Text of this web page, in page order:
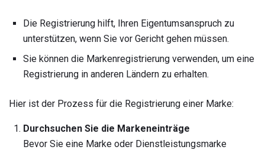
Die Registrierung hilft, Ihren Eigentumsanspruch zu
unterstützen, wenn Sie vor Gericht gehen müssen.
Sie können die Markenregistrierung verwenden, um eine
Registrierung in anderen Ländern zu erhalten.
Hier ist der Prozess für die Registrierung einer Marke:
Durchsuchen Sie die Markeneinträge
Bevor Sie eine Marke oder Dienstleistungsmarke